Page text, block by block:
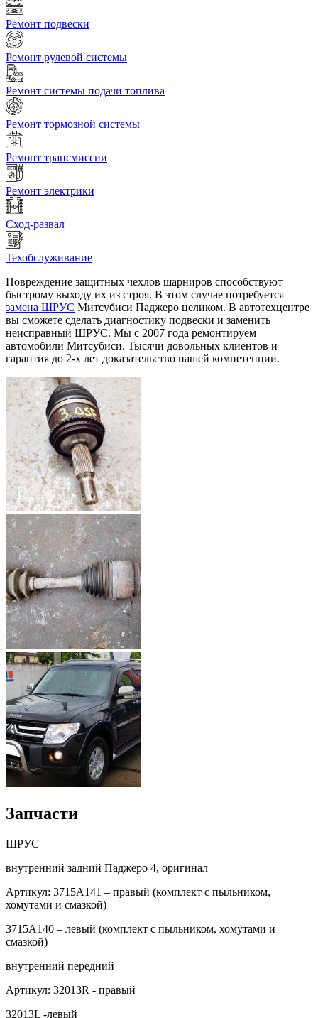
Ремонт подвески
Ремонт рулевой системы
Ремонт системы подачи топлива
Ремонт тормозной системы
Ремонт трансмиссии
Ремонт электрики
Сход-развал
Техобслуживание
Повреждение защитных чехлов шарниров способствуют
быстрому выходу их из строя. В этом случае потребуется
замена ШРУС Митсубиси Паджеро целиком. В автотехцентре
вы сможете сделать диагностику подвески и заменить
неисправный ШРУС. Мы с 2007 года ремонтируем
автомобили Митсубиси. Тысячи довольных клиентов и
гарантия до 2-х лет доказательство нашей компетенции.
Запчасти
ШРУС
внутренний задний Паджеро 4, оригинал
Артикул: 3715A141 – правый (комплект с пыльником,
хомутами и смазкой)
3715A140 – левый (комплект с пыльником, хомутами и
смазкой)
внутренний передний
Артикул: 32013R - правый
32013L -левый